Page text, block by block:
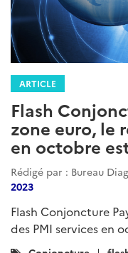
ARTICLE
Flash
zone euro, le
en octobre
Rédigé par : Bureau
2023
Flash Conjoncture
des PMI services en